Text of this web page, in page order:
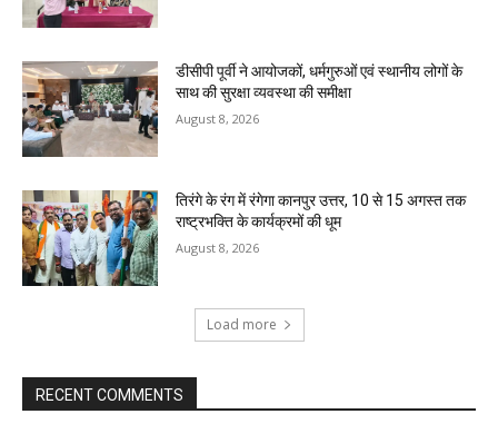
डीसीपी पूर्वी ने आयोजकों, धर्मगुरुओं एवं स्थानीय लोगों के
साथ की सुरक्षा व्यवस्था की समीक्षा
August 8, 2026
तिरंगे के रंग में रंगेगा कानपुर उत्तर, 10 से 15 अगस्त तक
राष्ट्रभक्ति के कार्यक्रमों की धूम
August 8, 2026
Load more
RECENT COMMENTS